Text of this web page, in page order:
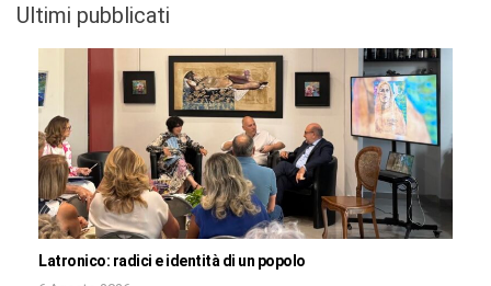
Ultimi pubblicati
Latronico: radici e identità di un popolo